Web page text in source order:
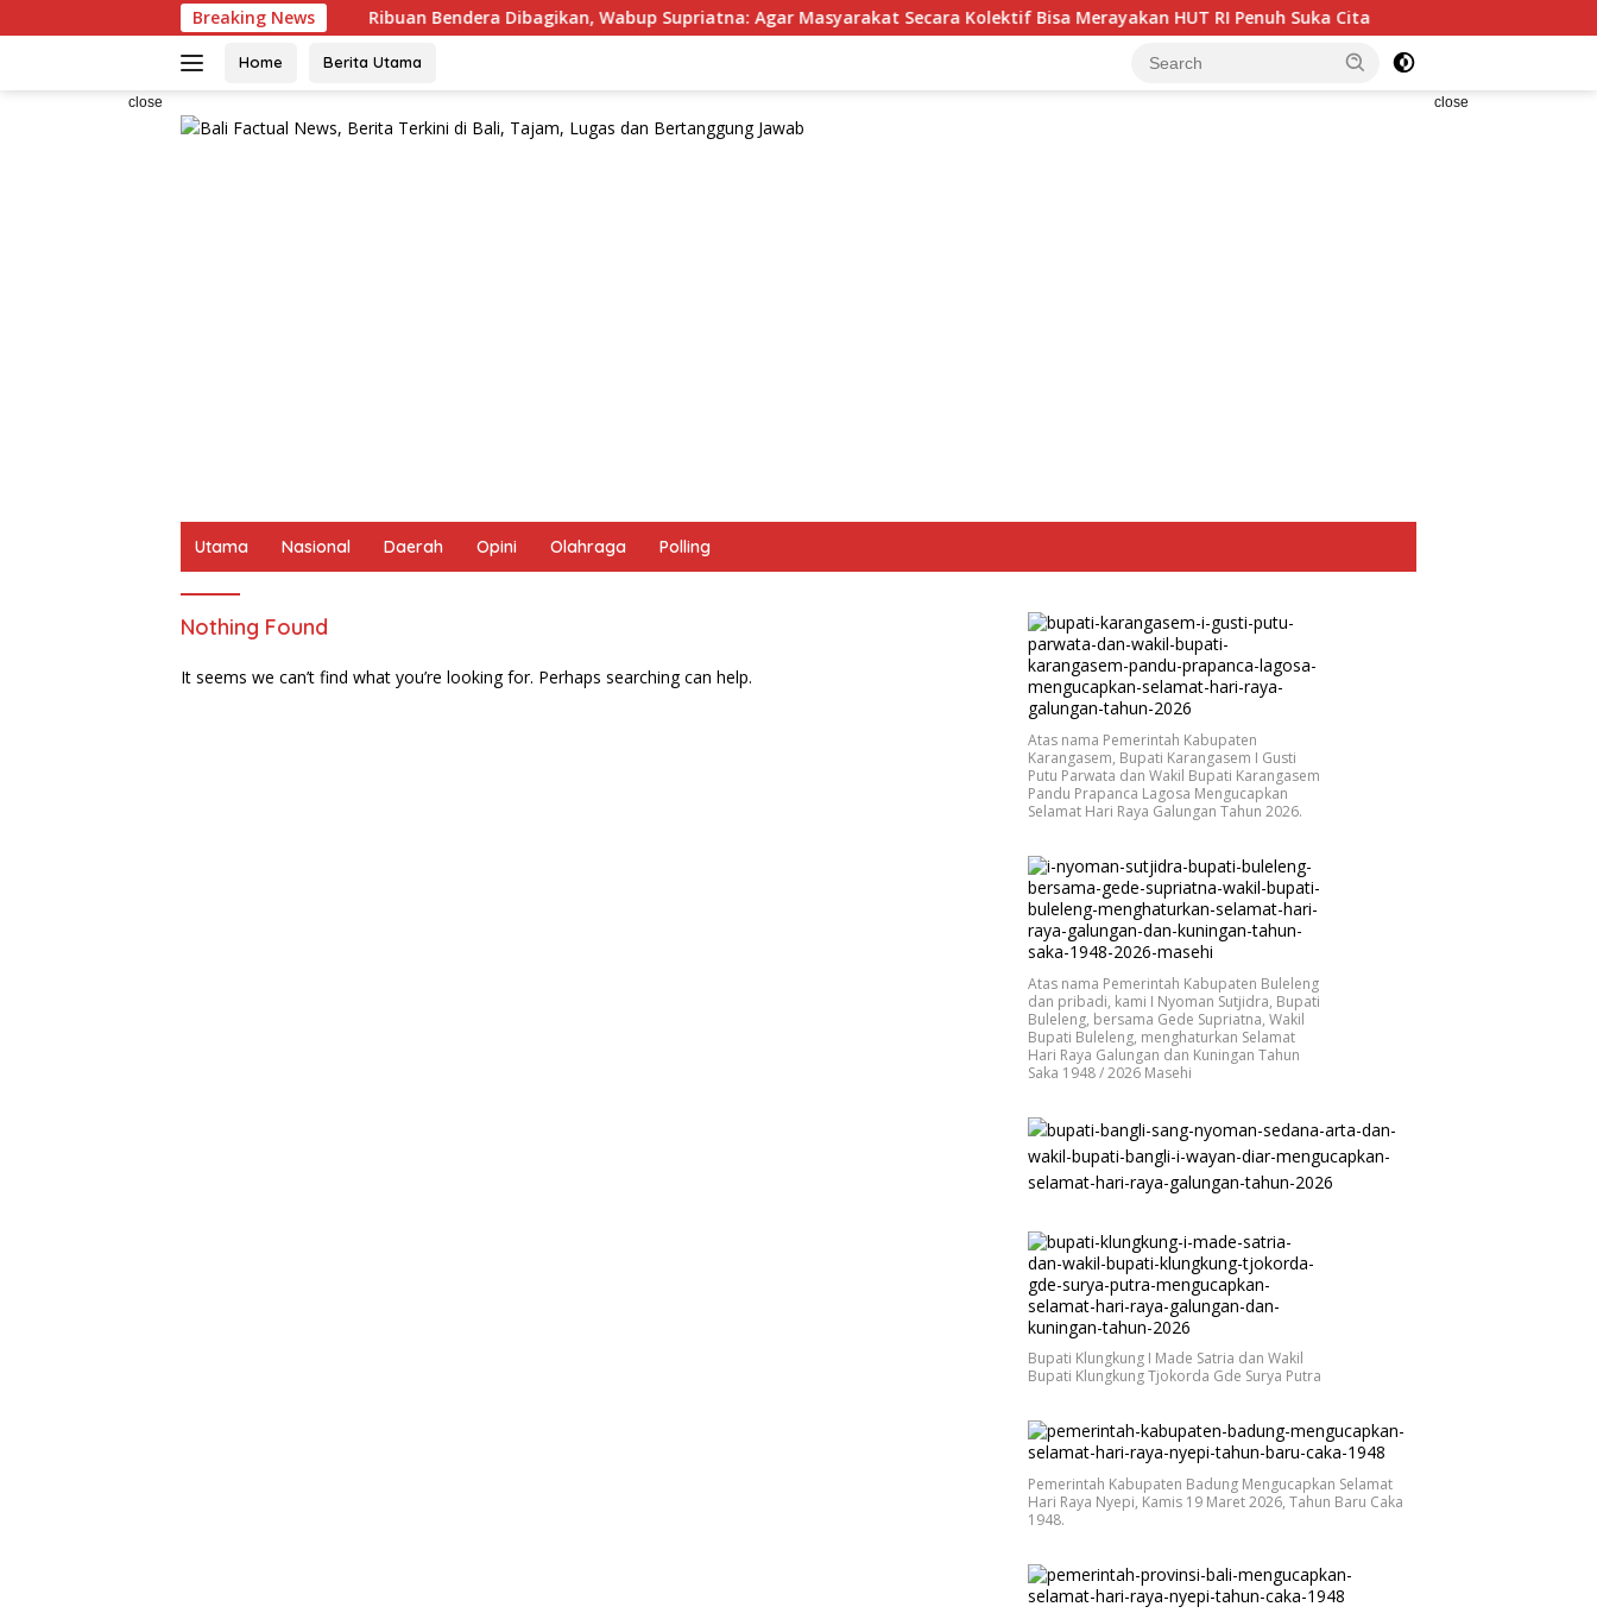
to
Breaking News
Ribuan Bendera Dibagikan, Wabup Supriatna: Agar Masyarakat Secara Kolektif Bisa Merayakan HUT RI Penuh Suka Cita Enam Analis Kebencanaan
Home Berita Utama
close close
Utama Nasional Daerah Opini Olahraga Polling
Nothing Found
It seems we can’t find what you’re looking for. Perhaps searching can help.
Atas nama Pemerintah Kabupaten
Karangasem, Bupati Karangasem I Gusti
Putu Parwata dan Wakil Bupati Karangasem
Pandu Prapanca Lagosa Mengucapkan
Selamat Hari Raya Galungan Tahun 2026.
Atas nama Pemerintah Kabupaten Buleleng
dan pribadi, kami I Nyoman Sutjidra, Bupati
Buleleng, bersama Gede Supriatna, Wakil
Bupati Buleleng, menghaturkan Selamat
Hari Raya Galungan dan Kuningan Tahun
Saka 1948 / 2026 Masehi
Bupati Klungkung I Made Satria dan Wakil
Bupati Klungkung Tjokorda Gde Surya Putra
Pemerintah Kabupaten Badung Mengucapkan Selamat
Hari Raya Nyepi, Kamis 19 Maret 2026, Tahun Baru Caka
1948.